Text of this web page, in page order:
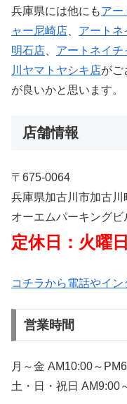
兵庫県には他にもアー
ャー尼崎店
アートネ
明石店
アートネイチ
川ヤマトヤシキ店がご
が良いかと思います。
店舗情報
〒675-0064
兵庫県加古川市加古川
オーエムパーキングビ
定休日：火曜日
コチラから電話やイ
営業時間
月～金 AM10:00～
土・日・祝日 AM9:00